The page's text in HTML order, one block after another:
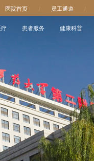
医院首页 / 员工通道 /
患者服务 健康科普